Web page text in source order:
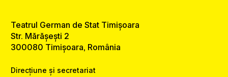
Teatrul German de Stat Timișoara
Str. Mărășești 2
300080 Timișoara, România
Direcțiune și secretariat